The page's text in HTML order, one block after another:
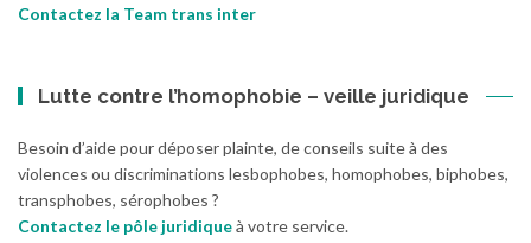
Contactez la Team trans inter
Lutte contre l’homophobie – veille juridique
Besoin d’aide pour déposer plainte, de conseils suite à des
violences ou discriminations lesbophobes, homophobes, biphobes,
transphobes, sérophobes ?
Contactez le pôle juridiqueà votre service.